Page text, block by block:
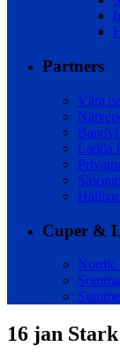
Partners
Våra
Ladda
Cuper &
Nordic
16 jan